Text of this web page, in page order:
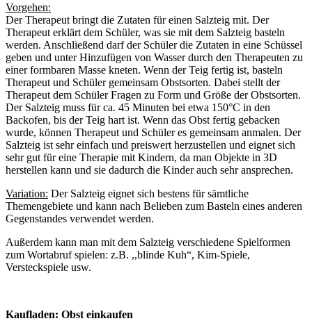
Vorgehen:
Der Therapeut bringt die Zutaten für einen Salzteig mit. Der
Therapeut erklärt dem Schüler, was sie mit dem Salzteig basteln
werden. Anschließend darf der Schüler die Zutaten in eine Schüssel
geben und unter Hinzufügen von Wasser durch den Therapeuten zu
einer formbaren Masse kneten. Wenn der Teig fertig ist, basteln
Therapeut und Schüler gemeinsam Obstsorten. Dabei stellt der
Therapeut dem Schüler Fragen zu Form und Größe der Obstsorten.
Der Salzteig muss für ca. 45 Minuten bei etwa 150°C in den
Backofen, bis der Teig hart ist. Wenn das Obst fertig gebacken
wurde, können Therapeut und Schüler es gemeinsam anmalen. Der
Salzteig ist sehr einfach und preiswert herzustellen und eignet sich
sehr gut für eine Therapie mit Kindern, da man Objekte in 3D
herstellen kann und sie dadurch die Kinder auch sehr ansprechen.
Variation: Der Salzteig eignet sich bestens für sämtliche
Themengebiete und kann nach Belieben zum Basteln eines anderen
Gegenstandes verwendet werden.
Außerdem kann man mit dem Salzteig verschiedene Spielformen
zum Wortabruf spielen: z.B. ,,blinde Kuh“, Kim-Spiele,
Versteckspiele usw.
Kaufladen: Obst einkaufen